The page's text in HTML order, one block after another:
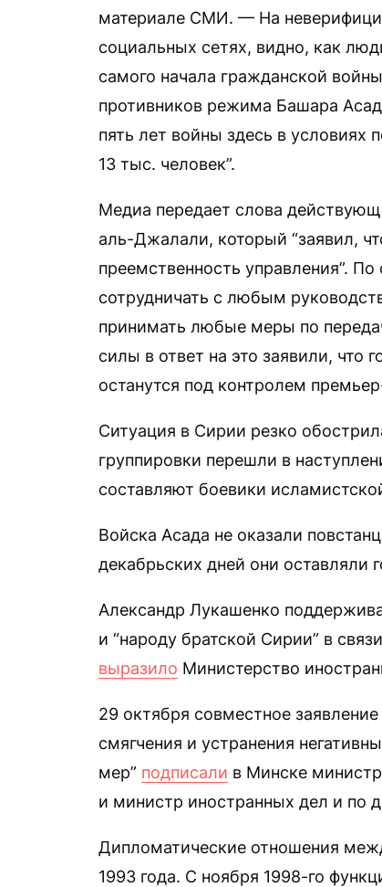
материале СМИ. — На
социальных сетях, видно, как
самого начала гражданской
противников режима Башара
пять лет войны здесь в условиях
13 тыс. человек”.
Медиа передает слова
аль-Джалали, который “заявил,
преемственность управления”.
сотрудничать с любым
принимать любые меры по
силы в ответ на это заявили, что
останутся под контролем
Ситуация в Сирии резко
группировки перешли в
составляют боевики
Войска Асада не оказали
декабрьских дней они оставляли
Александр Лукашенко
и “народу братской Сирии” в
выразило Министерство
29 октября совместное
смягчения и устранения
мер” подписали в Минске
и министр иностранных дел и по
Дипломатические отношения
1993 года. С ноября 1998-го